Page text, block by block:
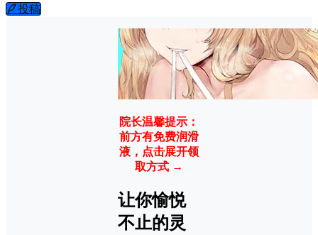
投稿
院长温馨提示：
前方有免费润滑
液，点击展开领
取方式 →
让你愉悦
不止的灵